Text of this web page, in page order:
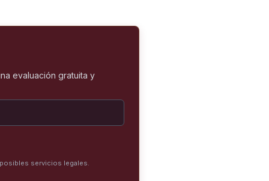
evaluación gratuita y
servicios legales.